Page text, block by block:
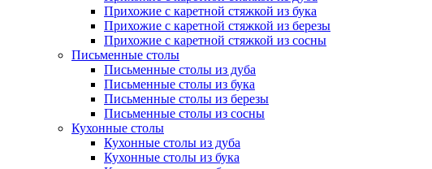
Прихожие с каретной стяжкой из бука
Прихожие с каретной стяжкой из березы
Прихожие с каретной стяжкой из сосны
Письменные столы
Письменные столы из дуба
Письменные столы из бука
Письменные столы из березы
Письменные столы из сосны
Кухонные столы
Кухонные столы из дуба
Кухонные столы из бука